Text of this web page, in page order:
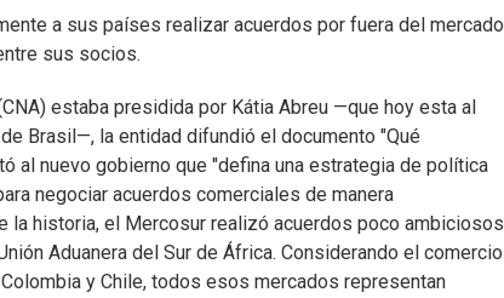
a sus países realizar acuerdos por fuera del mercado
sus socios.
estaba presidida por Kátia Abreu —que hoy esta al
Brasil—, la entidad difundió el documento "Qué
nuevo gobierno que "defina una estrategia de política
negociar acuerdos comerciales de manera
la historia, el Mercosur realizó acuerdos poco ambiciosos
Aduanera del Sur de África. Considerando el comercio
y Chile, todos esos mercados representan